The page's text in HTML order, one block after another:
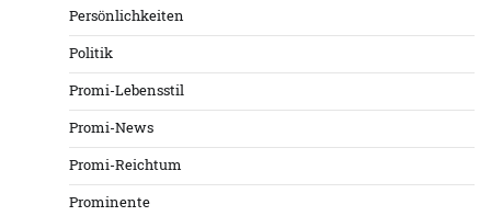
Persönlichkeiten
Politik
Promi-Lebensstil
Promi-News
Promi-Reichtum
Prominente